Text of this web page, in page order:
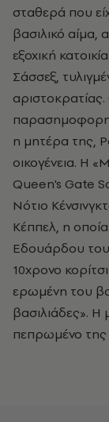
σταθερά που
βασιλικό αίμα,
εξοχική
Σάσσεξ,
η μητέρα της,
οικογένεια. Η
Queen's Gate
Νότιο
Κέππελ, η
Εδουάρδου του
10χρονο
ερωμένη του
βασιλιάδες».
πεπρωμένο της